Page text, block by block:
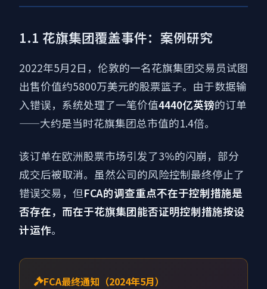
1.1 花旗集团覆盖事件：案例研究
2022年5月2日，伦敦的一名花旗集团交易员试图
出售价值约5800万美元的股票篮子。由于数据输
入错误，系统处理了一笔价值4440亿英镑的订单
——大约是当时花旗集团总市值的1.4倍。
该订单在欧洲股票市场引发了3%的闪崩，部分
成交后被取消。虽然公司的风险控制最终停止了
错误交易，但FCA的调查重点不在于控制措施是
否存在，而在于花旗集团能否证明控制措施按设
计运作。
FCA最终通知（2024年5月）